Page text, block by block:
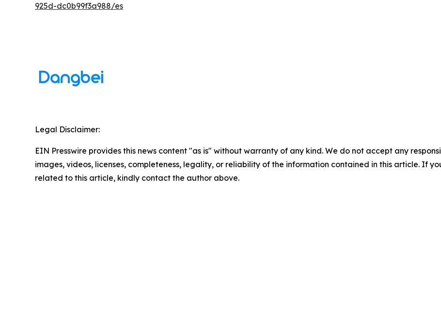
925d-dc0b99f3a988/es
Legal Disclaimer:
EIN Presswire provides this news content "as is" without warranty of any kind. We do not accept any
images, videos, licenses, completeness, legality, or reliability of the information contained in this article. If
related to this article, kindly contact the author above.